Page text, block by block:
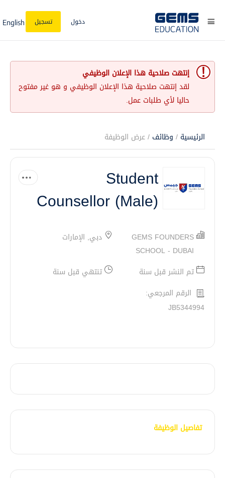
دخول تسجيل English
إنتهت صلاحية هذا الإعلان الوظيفي
لقد إنتهت صلاحية هذا الإعلان الوظيفي و هو غير مفتوح
حاليا لأي طلبات عمل.
الرئيسية / وظائف / عرض الوظيفة
Student
Counsellor (Male)
GEMS FOUNDERS
SCHOOL - DUBAI
دبي, الإمارات
تم النشر قبل سنة
تنتهي قبل سنة
الرقم المرجعي:
JB5344994
تفاصيل الوظيفة